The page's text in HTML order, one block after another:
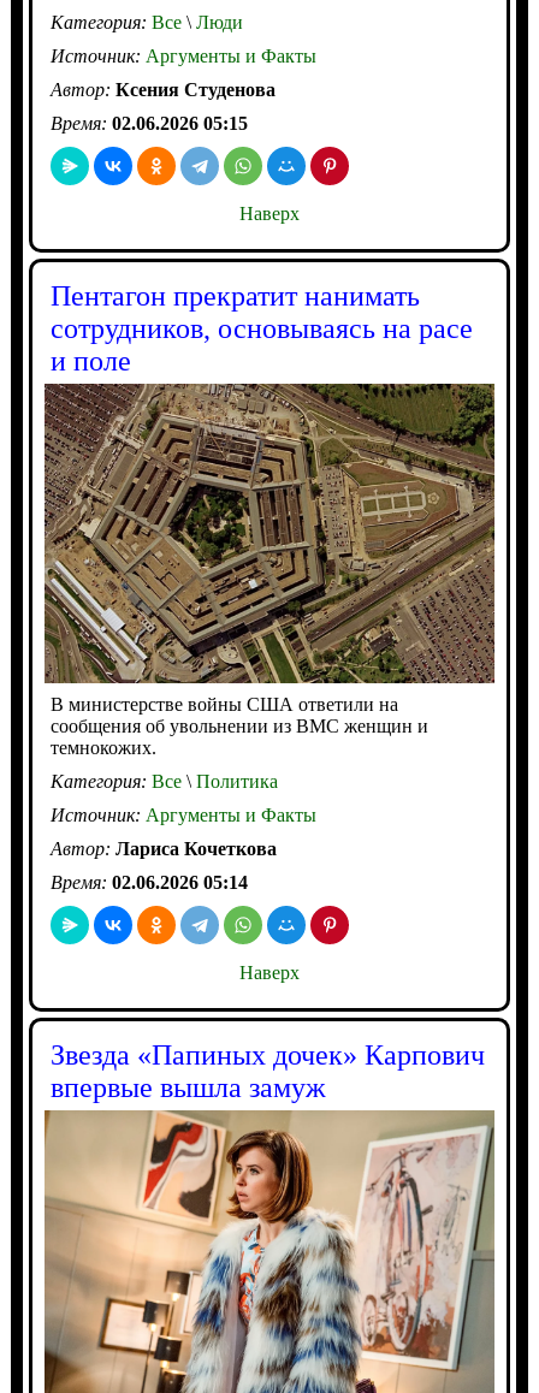
Категория: Все\Люди
Источник: Аргументы и Факты
Автор: Ксения Студенова
Время: 02.06.2026 05:15
Наверх
Пентагон прекратит нанимать
сотрудников, основываясь на расе
и поле
В министерстве войны США ответили на
сообщения об увольнении из ВМС женщин и
темнокожих.
Категория: Все\Политика
Источник: Аргументы и Факты
Автор: Лариса Кочеткова
Время: 02.06.2026 05:14
Наверх
Звезда «Папиных дочек» Карпович
впервые вышла замуж